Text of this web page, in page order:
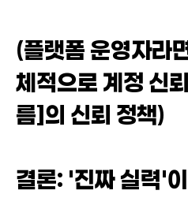
(플랫폼 운영자라
체적으로 계정 신
름]의 신뢰 정책)
결론: '진짜 실력'